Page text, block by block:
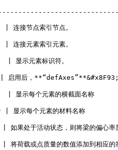
接节点索引节点。
接元素索引元素。
显示元素标识符。
，**“defAxes”**&#x8F93;出端
显示每个元素的横截面名称
示每个元素的材料名称
于活动状态，则将梁的偏心率显
或点质量的数值添加到相应的符